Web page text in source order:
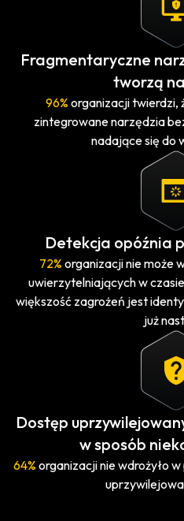
Fragmentaryczne
tworzą
96% organizacji twierdzi,
zintegrowane narzędzia
nadające się do
Detekcja opóźnia
72% organizacji nie może
uwierzytelniających w
większość zagrożeń jest
już
Dostęp
w sposób
64% organizacji nie wdrożyło